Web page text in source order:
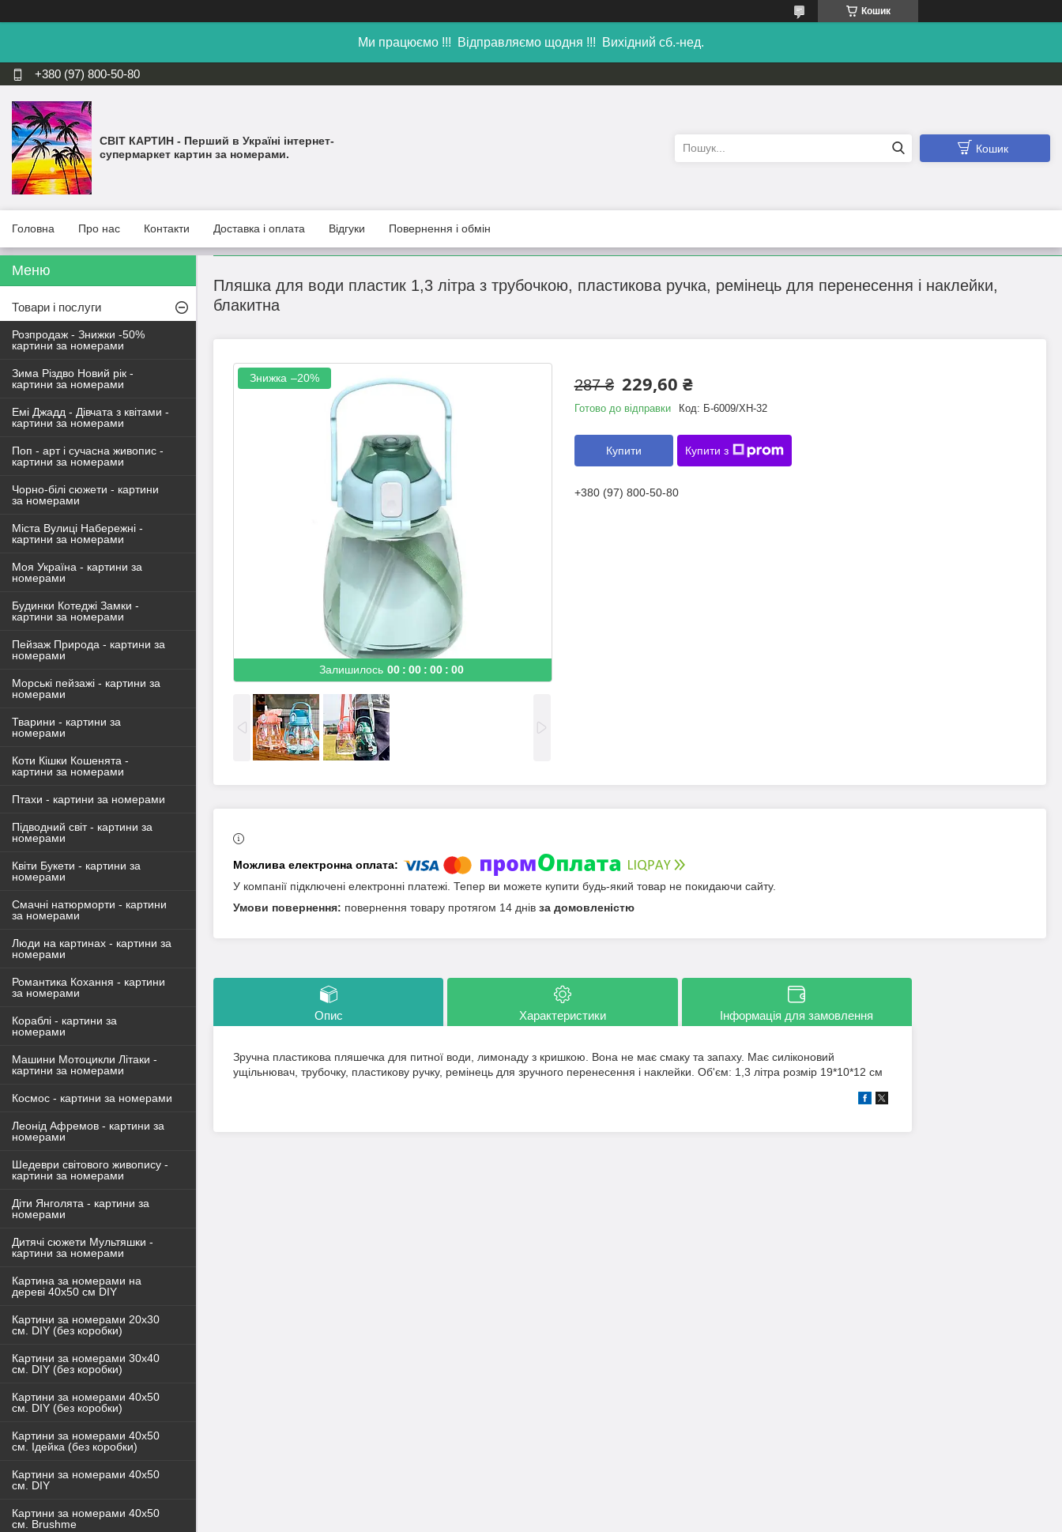
Кошик
Ми працюємо !!! Відправляємо щодня !!! Вихідний сб.-нед.
+380 (97) 800-50-80
СВІТ КАРТИН - Перший в Україні інтернет-
супермаркет картин за номерами.
Кошик
Головна Про нас Контакти Доставка і оплата Відгуки Повернення і обмін
Пляшка для води пластик 1,3 літра з трубочкою, пластикова ручка, ремінець для перенесення і наклейки,
блакитна
Залишилось 00 00 00 00
–20% 287 ₴ 229,60 ₴
Готово до відправки Код: Б-6009/XH-32
Купити Купити з
+380 (97) 800-50-80
У компанії підключені електронні платежі. Тепер ви можете купити будь-який товар не покидаючи сайту.
повернення товару протягом 14 днів за домовленістю
Опис Характеристики Інформація для замовлення
Зручна пластикова пляшечка для питної води, лимонаду з кришкою. Вона не має смаку та запаху. Має силіконовий
ущільнювач, трубочку, пластикову ручку, ремінець для зручного перенесення і наклейки. Об'єм: 1,3 літра розмір 19*10*12 см
Товари і послуги
Розпродаж - Знижки -50%
картини за номерами
Зима Різдво Новий рік -
картини за номерами
Емі Джадд - Дівчата з квітами -
картини за номерами
Поп - арт і сучасна живопис -
картини за номерами
Чорно-білі сюжети - картини
за номерами
Міста Вулиці Набережні -
картини за номерами
Моя Україна - картини за
номерами
Будинки Котеджі Замки -
картини за номерами
Пейзаж Природа - картини за
номерами
Морські пейзажі - картини за
номерами
Тварини - картини за
номерами
Коти Кішки Кошенята -
картини за номерами
Птахи - картини за номерами
Підводний світ - картини за
номерами
Квіти Букети - картини за
номерами
Смачні натюрморти - картини
за номерами
Люди на картинах - картини за
номерами
Романтика Кохання - картини
за номерами
Кораблі - картини за
номерами
Машини Мотоцикли Літаки -
картини за номерами
Космос - картини за номерами
Леонід Афремов - картини за
номерами
Шедеври світового живопису -
картини за номерами
Діти Янголята - картини за
номерами
Дитячі сюжети Мультяшки -
картини за номерами
Картина за номерами на
дереві 40х50 см DIY
Картини за номерами 20х30
см. DIY (без коробки)
Картини за номерами 30х40
см. DIY (без коробки)
Картини за номерами 40х50
см. DIY (без коробки)
Картини за номерами 40x50
см. Ідейка (без коробки)
Картини за номерами 40х50
см. DIY
Картини за номерами 40х50
см. Brushme